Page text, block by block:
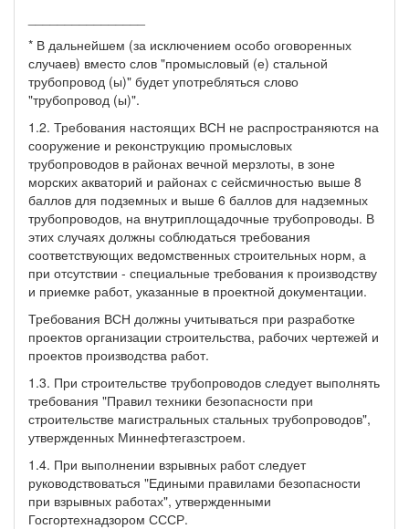
* В дальнейшем (за исключением особо оговоренных
случаев) вместо слов "промысловый (е) стальной
трубопровод (ы)" будет употребляться слово
"трубопровод (ы)".
1.2. Требования настоящих ВСН не распространяются на
сооружение и реконструкцию промысловых
трубопроводов в районах вечной мерзлоты, в зоне
морских акваторий и районах с сейсмичностью выше 8
баллов для подземных и выше 6 баллов для надземных
трубопроводов, на внутриплощадочные трубопроводы. В
этих случаях должны соблюдаться требования
соответствующих ведомственных строительных норм, а
при отсутствии - специальные требования к производству
и приемке работ, указанные в проектной документации.
Требования ВСН должны учитываться при разработке
проектов организации строительства, рабочих чертежей и
проектов производства работ.
1.3. При строительстве трубопроводов следует выполнять
требования "Правил техники безопасности при
строительстве магистральных стальных трубопроводов",
утвержденных Миннефтегазстроем.
1.4. При выполнении взрывных работ следует
руководствоваться "Едиными правилами безопасности
при взрывных работах", утвержденными
Госгортехнадзором СССР.